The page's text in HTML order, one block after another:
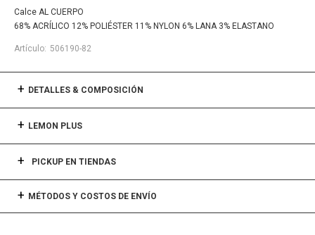
Calce AL CUERPO
68% ACRÍLICO 12% POLIÉSTER 11% NYLON 6% LANA 3% ELASTANO
506190-82
DETALLES & COMPOSICIÓN
LEMON PLUS
PICKUP EN TIENDAS
MÉTODOS Y COSTOS DE ENVÍO